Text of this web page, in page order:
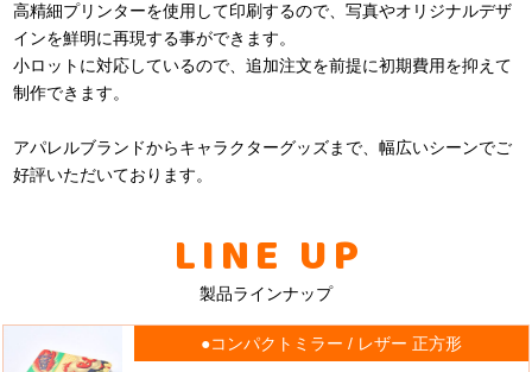
高精細プリンターを使用して印刷するので、写真やオリジナルデザ
インを鮮明に再現する事ができます。
小ロットに対応しているので、追加注文を前提に初期費用を抑えて
制作できます。
アパレルブランドからキャラクターグッズまで、幅広いシーンでご
好評いただいております。
LINE UP
製品ラインナップ
●コンパクトミラー / レザー 正方形